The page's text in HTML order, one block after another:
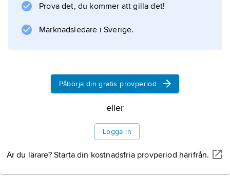
Byggnadstypen, vars rötter står att söka i
grekisk herokult, förekom in i senantiken; ett
de äldsta bevarade avbildningarna av det
Information om artikeln
Prova det, du kommer att gilla det!
Marknadsledare i Sverige.
Påbörja din gratis provperiod
eller
Logga in
Är du lärare? Starta din kostnadsfria provperiod härifrån.